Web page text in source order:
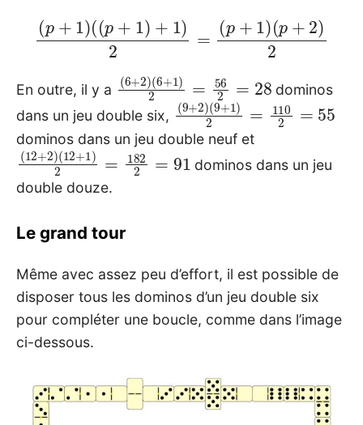
( p+1)(( p +1) + 1)2 +1 ( p+2) 2
En outre, il y a
(6+2)
(6+1)2=56 =28
dominos
dans un jeu double six,
(9+2)
(9+1)2=110 2=55
dominos dans un jeu double neuf et
(12+2)
(12+1)2=182 2=91
dominos dans un jeu
double douze.
Le grand tour
Même avec assez peu d’effort, il est possible de
disposer tous les dominos d’un jeu double six
pour compléter une boucle, comme dans l’image
ci-dessous.